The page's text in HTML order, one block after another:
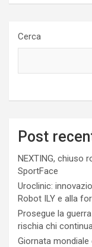
Cerca
Post
NEXTING, chiuso
SportFace
Uroclinic:
Robot ILY e alla
Prosegue la
rischia chi
Giornata mondiale